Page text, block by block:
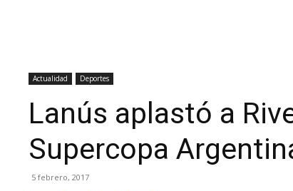
Actualidad Deportes
Lanús aplastó a
Supercopa
5 febrero, 2017